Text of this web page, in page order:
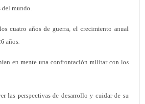
del mundo.
cuatro años de guerra, el crecimiento anual
años.
en mente una confrontación militar con los
las perspectivas de desarrollo y cuidar de su